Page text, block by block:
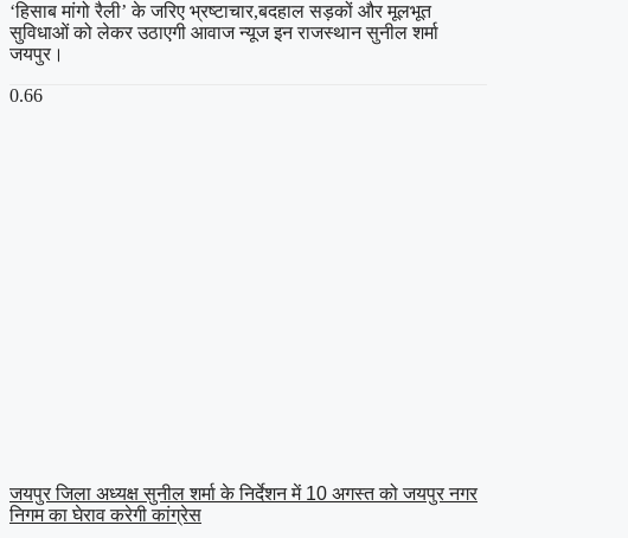
‘हिसाब मांगो रैली’ के जरिए भ्रष्टाचार,बदहाल सड़कों और मूलभूत
सुविधाओं को लेकर उठाएगी आवाज न्यूज इन राजस्थान सुनील शर्मा
जयपुर।
जयपुर जिला अध्यक्ष सुनील शर्मा के निर्देशन में 10 अगस्त को जयपुर नगर
निगम का घेराव करेगी कांग्रेस